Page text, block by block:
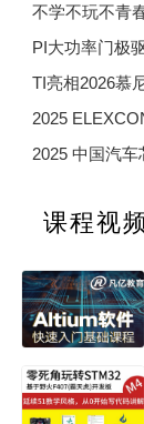
不学不玩不青
TI亮相2026慕
2025 中国汽
课程视